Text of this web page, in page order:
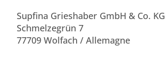
Supfina Grieshaber GmbH & Co. KG
Schmelzegrün 7
77709 Wolfach / Allemagne